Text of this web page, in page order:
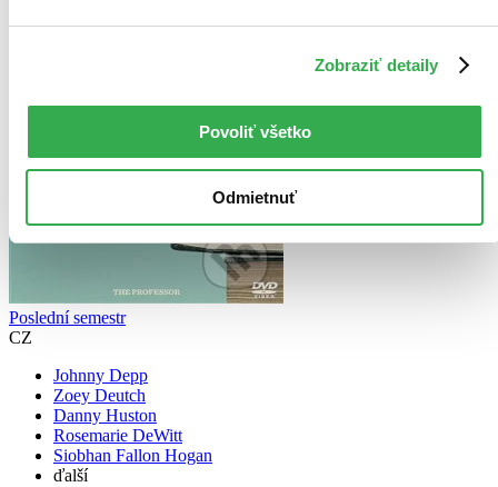
Zobraziť detaily
Povoliť všetko
Odmietnuť
Poslední semestr
CZ
Johnny Depp
Zoey Deutch
Danny Huston
Rosemarie DeWitt
Siobhan Fallon Hogan
ďalší